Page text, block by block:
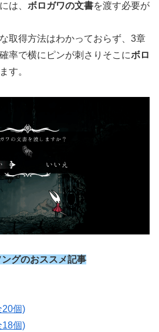
は、 ボロガワの文書を渡す必要が
取得方法はわかっておらず、3章
率で横にピンが刺さりそこにボロ
す。
グのおススメ記事
20個)
18個)